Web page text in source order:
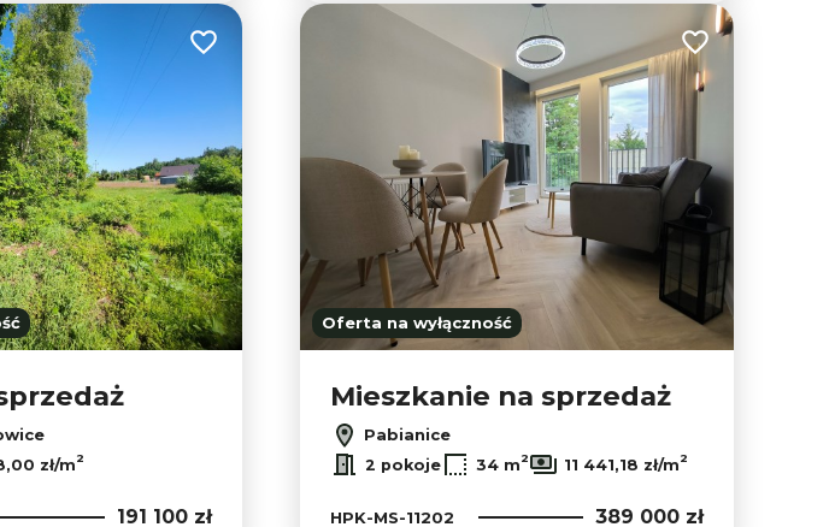
Dodaj do ulubionych
zł/m2
191 100 zł
Oferta na wyłączność
Dodaj do
Mieszkanie na sprzedaż
Pabianice
2 pokoje 34 m2 11 441,18 zł/m2
HPK-MS-11202 389 000 zł